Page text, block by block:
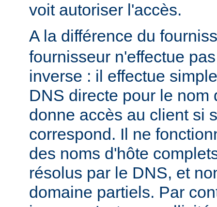
voit autoriser l'accès.
A la différence du
fournisseur n'effectue
inverse : il effectue
DNS directe pour le nom
donne accès au client si
correspond. Il ne
des noms d'hôte
résolus par le DNS, et
domaine partiels. Par